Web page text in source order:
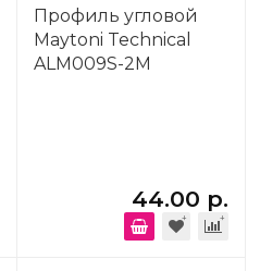
Профиль угловой
Maytoni Technical
ALM009S-2M
44.00 р.